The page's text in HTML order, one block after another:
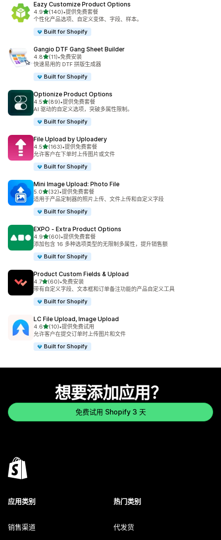
Eazy Customize Product Options
4.9星（满分 5 星）
(140)
总共 140 条评论
•提供免费套餐
个性化产品选项、自定义变体、字段、样本。
Built for Shopify
Gangio DTF Gang Sheet Builder
4.8星（满分 5 星）
(11)
总共 11 条评论
•免费安装
快速易用的 DTF 拼版生成器
Built for Shopify
Optionize Product Options
4.5星（满分 5 星）
(89)
总共 89 条评论
•提供免费套餐
AI 驱动的自定义选项，突破多属性限制。
Built for Shopify
File Upload by Uploadery
4.5星（满分 5 星）
(163)
总共 163 条评论
•提供免费套餐
允许客户在下单时上传图片或文件
Built for Shopify
Mini Image Upload: Photo File
5.0星（满分 5 星）
(32)
总共 32 条评论
•提供免费套餐
适用于产品定制器的照片上传、文件上传和自定义字段
Built for Shopify
EXPO ‑ Extra Product Options
4.9星（满分 5 星）
(60)
总共 60 条评论
•提供免费套餐
添加包含 16 多种选项类型的无限制多属性，提升销售额
Built for Shopify
Product Custom Fields & Upload
4.7星（满分 5 星）
(60)
总共 60 条评论
•免费安装
带有自定义字段、文本框和订单备注功能的产品自定义工具
Built for Shopify
LC File Upload, Image Upload
4.6星（满分 5 星）
(10)
总共 10 条评论
•提供免费试用
允许客户在提交订单时上传图片和文件
Built for Shopify
想要添加应用？
免费试用 Shopify 3 天
应用类别
销售渠道
热门类别
代发货